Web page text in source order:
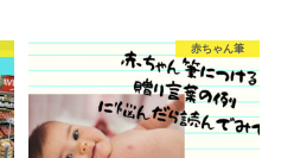
赤ちゃん筆